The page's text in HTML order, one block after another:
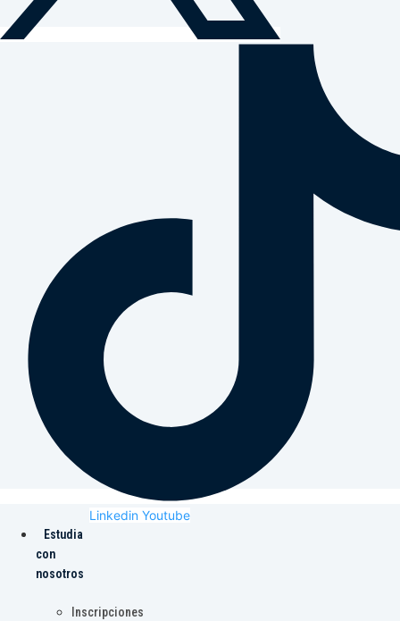
Linkedin Youtube
Estudia
con
nosotros
Inscripciones